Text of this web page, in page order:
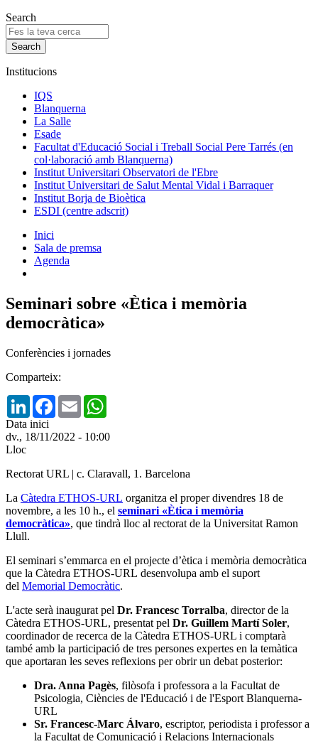
Search
Institucions
IQS
Blanquerna
La Salle
Esade
Facultat d'Educació Social i Treball Social Pere Tarrés (en
col·laboració amb Blanquerna)
Institut Universitari Observatori de l'Ebre
Institut Universitari de Salut Mental Vidal i Barraquer
Institut Borja de Bioètica
ESDI (centre adscrit)
Inici
Sala de premsa
Agenda
Seminari sobre «Ètica i memòria
democràtica»
Conferències i jornades
Comparteix:
LinkedInFacebook
Email
Data inici
dv., 18/11/2022 - 10:00
Lloc
Rectorat URL | c. Claravall, 1. Barcelona
La Càtedra ETHOS-URL organitza el proper divendres 18 de
novembre, a les 10 h., el seminari «Ètica i memòria
democràtica», que tindrà lloc al rectorat de la Universitat Ramon
Llull.
El seminari s’emmarca en el projecte d’ètica i memòria democràtica
que la Càtedra ETHOS-URL desenvolupa amb el suport
del Memorial Democràtic.
L'acte serà inaugurat pel Dr. Francesc Torralba, director de la
Càtedra ETHOS-URL, presentat pel Dr. Guillem Martí Soler,
coordinador de recerca de la Càtedra ETHOS-URL i comptarà
també amb la participació de tres persones expertes en la temàtica
que aportaran les seves reflexions per obrir un debat posterior:
Dra. Anna Pagès, filòsofa i professora a la Facultat de
Psicologia, Ciències de l'Educació i de l'Esport Blanquerna-
URL
Sr. Francesc-Marc Álvaro, escriptor, periodista i professor a
la Facultat de Comunicació i Relacions Internacionals